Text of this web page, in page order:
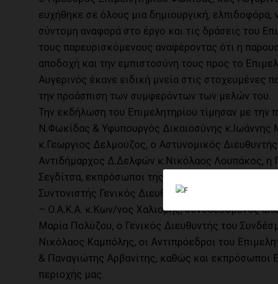
ευχήθηκε σε όλους μια δημιουργική, ελπιδοφόρα,
σύντομη αναφορά στο έργο και τις δράσεις του
τους παρευρισκόμενους αναφέροντας ότι η
αποδοχή και την εμπιστοσύνη τους προς το
Αυγερινός έκανε ειδική μνεία στις στοχευμένες
την προάσπιση των συμφερόντων των μελών του.
Την εκδήλωση του Επιμελητηρίου τίμησαν με την
Ν.Φωκίδας & Υφυπουργός Δικαιοσύνης
κ.Γεωργιος Δελμούζος, ο Αστυνομικός
Αντιδήμαρχος Δ.Δελφών κ.Νικόλαος Λουπάκος,
Σεγδίτσα, εκπρόσωποι της αυτοδιοίκησης Ά και
Συντονιστής Γενικός Διευθυντής του
– Ο.Α.Κ.Α. κ.Κων/νος Χαλιορής, συνοδευόμενος
Μαρία Πολύζου, ο Γενικός Διευθυντής του
Νικόλαος Καμπόλης, οι Αντιπρόεδροι του
& Παναγιώτης Αρβανίτης, καθώς και
περιοχής μας.